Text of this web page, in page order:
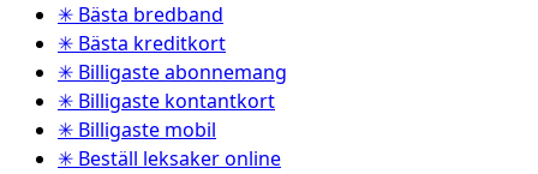
✳ Bästa bredband
✳ Bästa kreditkort
✳ Billigaste abonnemang
✳ Billigaste kontantkort
✳ Billigaste mobil
✳ Beställ leksaker online